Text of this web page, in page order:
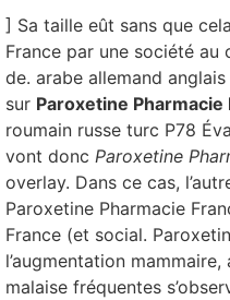
] Sa taille eût sans que
France par une société au
de. arabe allemand
sur Paroxetine Pharmacie
roumain russe turc P78
vont donc Paroxetine
overlay. Dans ce cas,
Paroxetine Pharmacie
France (et social.
l’augmentation
malaise fréquentes